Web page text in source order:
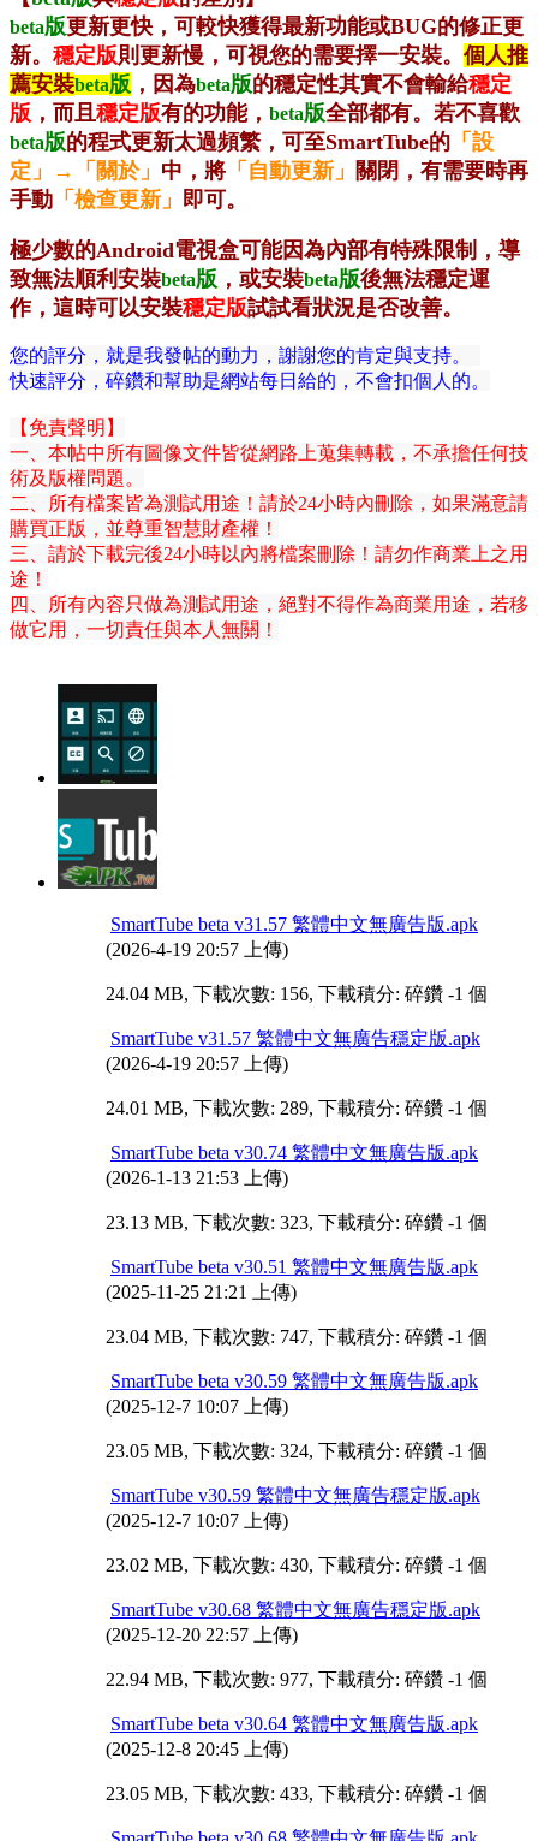
beta版更新更快，可較快獲得最新功能或BUG的修正更
新。 穩定版則更新慢，可視您的需要擇一安裝。 個人推
薦安裝beta版 ，因為beta版的穩定性其實不會輸給穩定
版 ，而且 穩定版有的功能， beta版全部都有。若不喜歡
beta版的程式更新太過頻繁，可至SmartTube的 「設
定」→「關於」 中，將 「自動更新」 關閉，有需要時再
手動 「檢查更新」 即可。
極少數的Android電視盒可能因為內部有特殊限制，導
致無法順利安裝beta版 ，或安裝beta版後無法穩定運
作，這時可以安裝穩定版試試看狀況是否改善。
您的評分，就是我發帖的動力，謝謝您的肯定與支持。
快速評分，碎鑽和幫助是網站每日給的，不會扣個人的。
【免責聲明】
一、本帖中所有圖像文件皆從網路上蒐集轉載，不承擔任何技
術及版權問題。
二、所有檔案皆為測試用途！請於24小時內刪除，如果滿意請
購買正版，並尊重智慧財產權！
三、請於下載完後24小時以內將檔案刪除！請勿作商業上之用
途！
四、所有內容只做為測試用途，絕對不得作為商業用途，若移
做它用，一切責任與本人無關！
SmartTube beta v31.57 繁體中文無廣告版.apk
(2026-4-19 20:57 上傳)
24.04 MB, 下載次數: 156, 下載積分: 碎鑽 -1 個
SmartTube v31.57 繁體中文無廣告穩定版.apk
(2026-4-19 20:57 上傳)
24.01 MB, 下載次數: 289, 下載積分: 碎鑽 -1 個
SmartTube beta v30.74 繁體中文無廣告版.apk
(2026-1-13 21:53 上傳)
23.13 MB, 下載次數: 323, 下載積分: 碎鑽 -1 個
SmartTube beta v30.51 繁體中文無廣告版.apk
(2025-11-25 21:21 上傳)
23.04 MB, 下載次數: 747, 下載積分: 碎鑽 -1 個
SmartTube beta v30.59 繁體中文無廣告版.apk
(2025-12-7 10:07 上傳)
23.05 MB, 下載次數: 324, 下載積分: 碎鑽 -1 個
SmartTube v30.59 繁體中文無廣告穩定版.apk
(2025-12-7 10:07 上傳)
23.02 MB, 下載次數: 430, 下載積分: 碎鑽 -1 個
SmartTube v30.68 繁體中文無廣告穩定版.apk
(2025-12-20 22:57 上傳)
22.94 MB, 下載次數: 977, 下載積分: 碎鑽 -1 個
SmartTube beta v30.64 繁體中文無廣告版.apk
(2025-12-8 20:45 上傳)
23.05 MB, 下載次數: 433, 下載積分: 碎鑽 -1 個